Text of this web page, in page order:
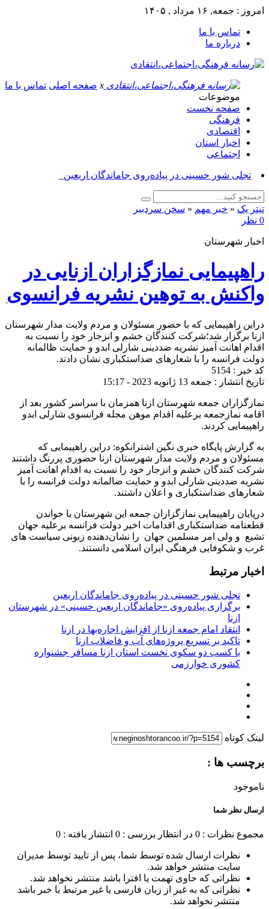
امروز : جمعه, ۱۶ مرداد , ۱۴۰۵
تماس با ما
درباره ما
x صفحه اصلی تماس با ما
موضوعات
صفحه نخست
فرهنگی
اقتصادی
اخبار استان
اجتماعی
برگزا_
تیتر یک « خبر مهم « سخن سردبیر
0 نظر
اخبار شهرستان
راهپیمایی نمازگزاران ازنایی در
واکنش به توهین نشریه فرانسوی
دراین راهپیمایی که با حضور مسئولان و مردم ولایت مدار شهرستان
ازنا برگزار شد؛شرکت کنندگان خشم و انزجار خود را نسبت به
اقدام اهانت آمیز نشریه ضددینی شارلی ابدو و حمایت ظالمانه
دولت فرانسه را با شعارهای ضداستکباری نشان دادند.
کد خبر : 5154
تاریخ انتشار : جمعه 13 ژانویه 2023 - 15:17
نمازگزاران جمعه شهرستان ازنا همزمان با سراسر کشور بعد از
اقامه نمازجمعه برعلیه اقدام موهن مجله فرانسوی شارلی ابدو
راهپیمایی کردند.
به گزارش پایگاه خبری نگین اشترانکوه: دراین راهپیمایی که
مسئولان و مردم ولایت مدار شهرستان ازنا حضوری پررنگ داشتند
شرکت کنندگان خشم و انزجار خود را نسبت به اقدام اهانت آمیز
نشریه ضددینی شارلی ابدو و حمایت ضالمانه دولت فرانسه را با
شعارهای ضداستکباری و اعلان داشتند.
درپایان راهپیمایی نمازگزاران جمعه این شهرستان با خواندن
قطعنامه‌ ضداستکباری اقدامات اخیر دولت فرانسه برعلیه جهان
تشیع و ولی امر مسلمین جهان را نشان‌دهنده زبونی سیاست های
غرب و شکوفایی فرهنگی ایران اسلامی دانستند.
اخبار مرتبط
تجلی شور حسینی در پیاده‌روی جاماندگان اربعین
برگزاری پیاده‌روی «جاماندگان اربعین حسینی» در شهرستان
ازنا
انتقاد امام جمعه ازنا از افزایش اجاره‌بها در ازنا
تاکید بر تسریع پروژه‌های آب و فاضلاب ازنا
با کسب دو سکوی نخست استان ازنا مسافر جشنواره
کشوری خوارزمی
لینک کوتاه
برچسب ها :
ناموجود
ارسال نظر شما
مجموع نظرات : 0 در انتظار بررسی : 0 انتشار یافته : 0
نظرات ارسال شده توسط شما، پس از تایید توسط مدیران
سایت منتشر خواهد شد.
نظراتی که حاوی تهمت یا افترا باشد منتشر نخواهد شد.
نظراتی که به غیر از زبان فارسی یا غیر مرتبط با خبر باشد
منتشر نخواهد شد.